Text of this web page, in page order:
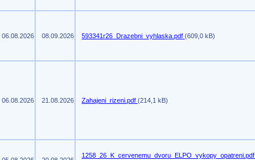
06.08.2026 08.09.2026 593341r26_Drazebni_vyhlaska.pdf (609,0 kB)
06.08.2026 21.08.2026 Zahajeni_rizeni.pdf (214,1 kB)
1258_26_K_cervenemu_dvoru_ELPO_vykopy_opatreni.pdf